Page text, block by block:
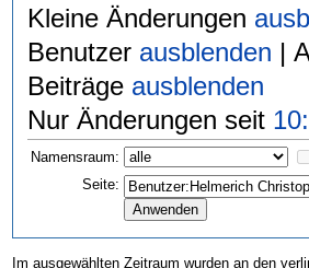
Kleine Änderungen
Benutzer ausblenden |
Beiträge ausblenden
Nur Änderungen seit
Namensraum:
Seite:
Im ausgewählten Zeitraum wurden an den